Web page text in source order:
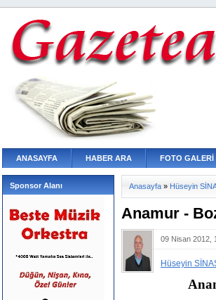
ANASAYFA HABER ARA FOTO GALERİ
Sponsor Alanı Anasayfa » Hüseyin
Anamur -
09 Nisan 2012,
Hüseyin